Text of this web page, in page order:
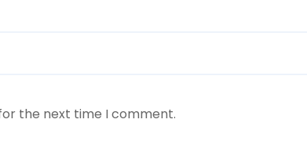
the next time I comment.